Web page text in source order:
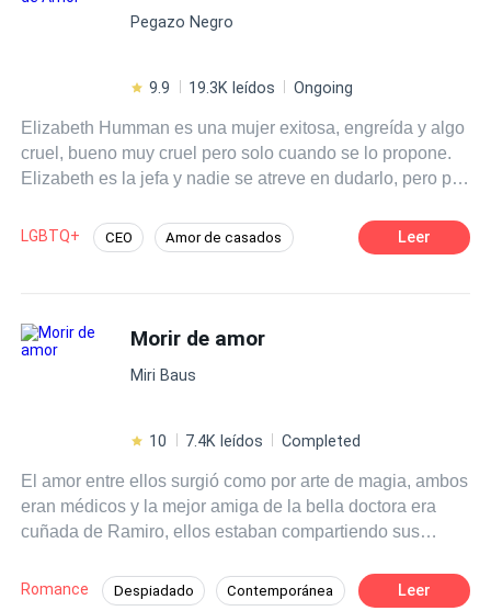
Pegazo Negro
9.9 19.3K leídos Ongoing
Elizabeth Humman es una mujer exitosa, engreída y algo
cruel, bueno muy cruel pero solo cuando se lo propone.
Elizabeth es la jefa y nadie se atreve en dudarlo, pero por
Collings actualmente desempleada,soltera y tiene un
apuro de dinero que urge conseguir para salvar la vida de
que estos dos corazones se rindan al amor? o ¿Su
rivalidad sera mas grande? ¿Quien dirá primero te amo?
LGBTQ+ CEO Amor de casados
POV en primera persona Independiente
Leer
Morir de amor
Miri Baus
10 7.4K leídos Completed
El amor entre ellos surgió como por arte de magia, ambos
eran médicos y la mejor amiga de la bella doctora era
cuñada de Ramiro, ellos estaban compartiendo sus
pensaban que al volver a su país, estaban en una
Romance Despiadado Contemporánea Leer